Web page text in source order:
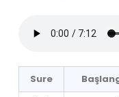
Sure